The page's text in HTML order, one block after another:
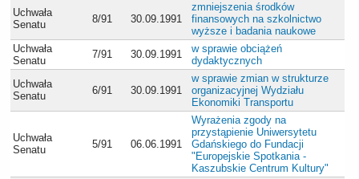
Uchwała
Senatu
8/91 30.09.1991
zmniejszenia środków
finansowych na szkolnictwo
wyższe i badania naukowe
Uchwała
Senatu
7/91 30.09.1991
w sprawie obciążeń
dydaktycznych
Uchwała
Senatu
6/91 30.09.1991
w sprawie zmian w strukturze
organizacyjnej Wydziału
Ekonomiki Transportu
Uchwała
Senatu
5/91 06.06.1991
Wyrażenia zgody na
przystąpienie Uniwersytetu
Gdańskiego do Fundacji
"Europejskie Spotkania -
Kaszubskie Centrum Kultury"